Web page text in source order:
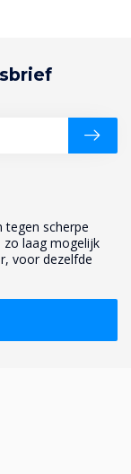
tegen scherpe
zo laag mogelijk
voor dezelfde